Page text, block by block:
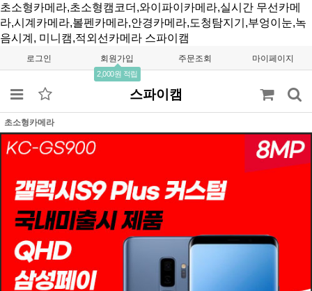
초소형카메라,초소형캠코더,와이파이카메라,실시간 무선카메
라,시계카메라,볼펜카메라,안경카메라,도청탐지기,부엉이눈,녹
음시계, 미니캠,적외선카메라 스파이캠
로그인 회원가입
2,000원 적립
주문조회 마이페이지
스파이캠
초소형카메라